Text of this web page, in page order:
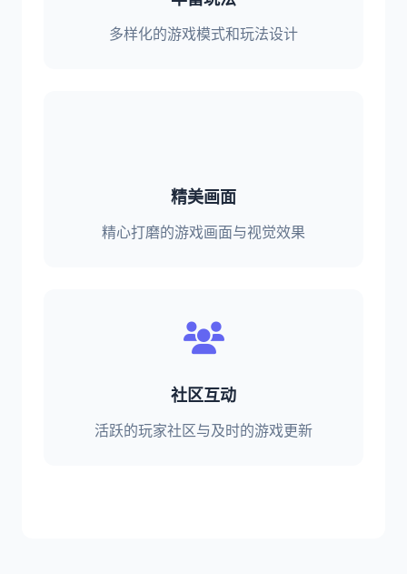
多样化的游戏模式和玩法设计
精美画面
精心打磨的游戏画面与视觉效果
社区互动
活跃的玩家社区与及时的游戏更新